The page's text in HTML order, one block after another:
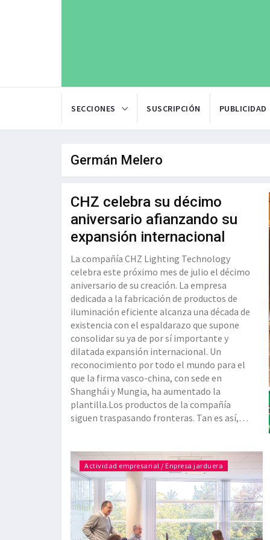
SECCIONES SUSCRIPCIÓN PUBLICIDAD
Germán Melero
CHZ celebra su décimo
aniversario afianzando su
expansión internacional
La compañía CHZ Lighting Technology
celebra este próximo mes de julio el décimo
aniversario de su creación. La empresa
dedicada a la fabricación de productos de
iluminación eficiente alcanza una década de
existencia con el espaldarazo que supone
consolidar su ya de por sí importante y
dilatada expansión internacional. Un
reconocimiento por todo el mundo para el
que la firma vasco-china, con sede en
Shanghái y Mungia, ha aumentado la
plantilla.Los productos de la compañía
siguen traspasando fronteras. Tan es así,
Unidos hasta Ghana, pasando por
Argentina, Burkina
Actividad empresarial / Enpresa jarduera